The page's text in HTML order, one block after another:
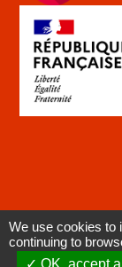
We use cookies to
continuing to
OK, accept all